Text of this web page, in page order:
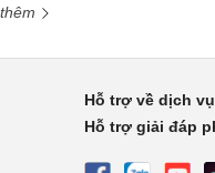
Hỗ trợ về dịch
Hỗ trợ giải đáp